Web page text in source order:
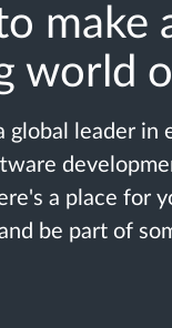
make
world
global leader in
a place for
be part of